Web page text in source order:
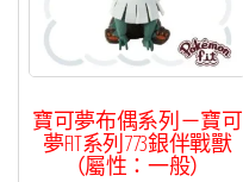
寶可夢布偶系列－寶可
夢FIT系列773銀伴戰獸
（屬性：一般）